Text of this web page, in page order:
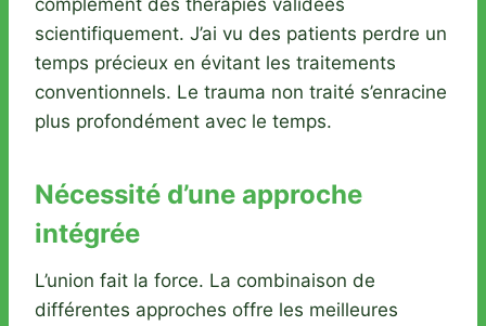
scientifiquement. J’ai vu des patients perdre un
temps précieux en évitant les traitements
conventionnels. Le trauma non traité s’enracine
plus profondément avec le temps.
Nécessité d’une approche
intégrée
L’union fait la force. La combinaison de
différentes approches offre les meilleures